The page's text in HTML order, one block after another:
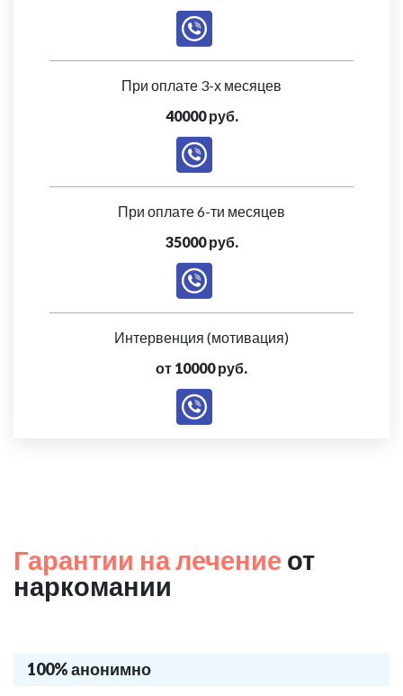
При оплате 3-х месяцев
40000 руб.
При оплате 6-ти месяцев
35000 руб.
Интервенция (мотивация)
от 10000 руб.
Гарантии на лечение от
наркомании
100% анонимно